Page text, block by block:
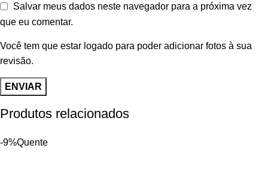
Salvar meus dados neste navegador para a próxima vez
que eu comentar.
Você tem que estar logado para poder adicionar fotos à sua
revisão.
Produtos relacionados
-9%Quente